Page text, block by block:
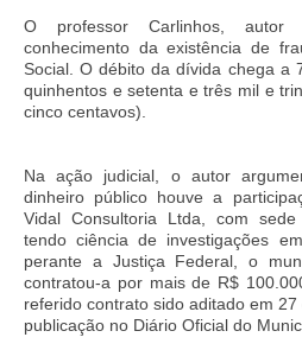
O professor Carlinhos,
conhecimento da existência de
Social. O débito da dívida chega a
quinhentos e setenta e três mil e
cinco centavos).
Na ação judicial, o autor
dinheiro público houve a
Vidal Consultoria Ltda, com
tendo ciência de investigações
perante a Justiça Federal, o
contratou-a por mais de R$
referido contrato sido aditado em
publicação no Diário Oficial do